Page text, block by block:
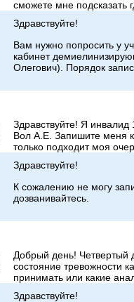
сможете мне подсказать
Здравствуйте!
Вам нужно попросить у
кабинет
Олегович). Порядок
Здравствуйте! Я
Вол А.Е. Запишите меня к
только подходит моя
Здравствуйте!
К сожалению не могу
дозванивайтесь.
Добрый день! Четвертый
состояние тревожности
принимать или какие
Здравствуйте!